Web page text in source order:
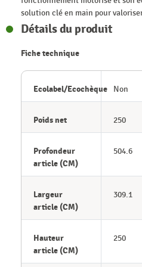
solution clé en main pour
Détails du produit
Fiche technique
Ecolabel/Ecochèque Non
Poids net 250
Profondeur
article (CM)
504.6
Largeur
article (CM)
309.1
Hauteur
article (CM)
250